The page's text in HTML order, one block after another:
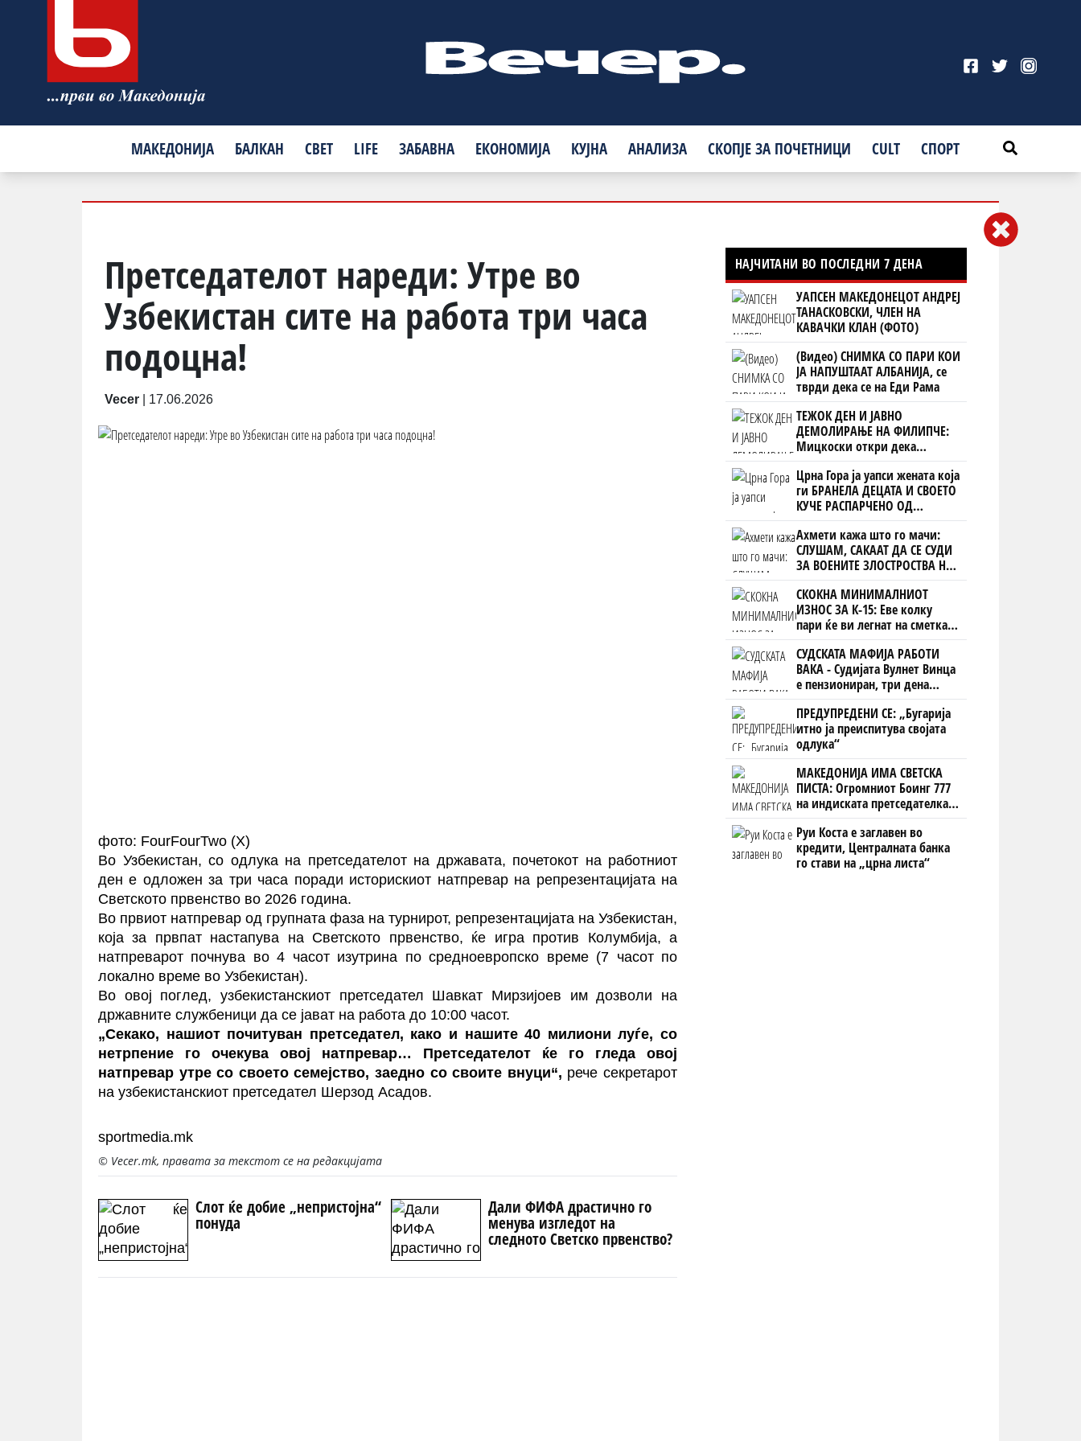
МАКЕДОНИЈА БАЛКАН СВЕТ LIFE ЗАБАВНА ЕКОНОМИЈА КУЈНА АНАЛИЗА СКОПЈЕ ЗА ПОЧЕТНИЦИ CULT СПОРТ
Претседателот нареди: Утре во
Узбекистан сите на работа три часа
подоцна!
Vecer 17.06.2026
фото: FourFourTwo (X)
Во Узбекистан, со одлука на претседателот на државата, почетокот на работниот
ден е одложен за три часа поради историскиот натпревар на репрезентацијата на
Светското првенство во 2026 година.
Во првиот натпревар од групната фаза на турнирот, репрезентацијата на Узбекистан,
која за првпат настапува на Светското првенство, ќе игра против Колумбија, а
натпреварот почнува во 4 часот изутрина по средноевропско време (7 часот по
локално време во Узбекистан).
Во овој поглед, узбекистанскиот претседател Шавкат Мирзијоев им дозволи на
државните службеници да се јават на работа до 10:00 часот.
„Секако, нашиот почитуван претседател, како и нашите 40 милиони луѓе, со
нетрпение го очекува овој натпревар… Претседателот ќе го гледа овој
натпревар утре со своето семејство, заедно со своите внуци“, рече секретарот
на узбекистанскиот претседател Шерзод Асадов.
sportmedia.mk
© Vecer.mk, правата за текстот се на редакцијата
Слот ќе добие „непристојна“
понуда
Дали ФИФА драстично го
менува изгледот на
следното Светско првенство?
НАЈЧИТАНИ ВО ПОСЛЕДНИ 7 ДЕНА
УАПСЕН МАКЕДОНЕЦОТ АНДРЕЈ
ТАНАСКОВСКИ, ЧЛЕН НА
КАВАЧКИ КЛАН (ФОТО)
(Видео) СНИМКА СО ПАРИ КОИ
ЈА НАПУШТААТ АЛБАНИЈА, се
тврди дека се на Еди Рама
ТЕЖОК ДЕН И ЈАВНО
ДЕМОЛИРАЊЕ НА ФИЛИПЧЕ:
Мицкоски откри дека
човекот појма нема од
ништо, освен за кеш
Црна Гора ја уапси жената која
ги БРАНЕЛА ДЕЦАТА И СВОЕТО
КУЧЕ РАСПАРЧЕНО ОД
ШАРПЛАНИНЕЦ?!
Ахмети кажа што го мачи:
СЛУШАМ, САКААТ ДА СЕ СУДИ
ЗА ВОЕНИТЕ ЗЛОСТРОСТВА НА
УЧК...
СКОКНА МИНИМАЛНИОТ
ИЗНОС ЗА К-15: Еве колку
пари ќе ви легнат на сметка
годинава
СУДСКАТА МАФИЈА РАБОТИ
ВАКА - Судијата Вулнет Винца
е пензиониран, три дена
откако му го врати пасошот
на бизнисменот Марковски
ПРЕДУПРЕДЕНИ СЕ: „Бугарија
итно ја преиспитува својата
одлука“
МАКЕДОНИЈА ИМА СВЕТСКА
ПИСТА: Огромниот Боинг 777
на индиската претседателка
на Меѓународниот Аеродром
Скопје
Руи Коста е заглавен во
кредити, Централната банка
го стави на „црна листа“